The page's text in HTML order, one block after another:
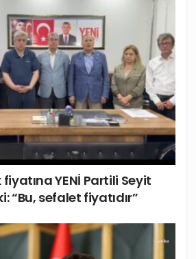
fiyatına YENİ Partili Seyit
“Bu, sefalet fiyatıdır”